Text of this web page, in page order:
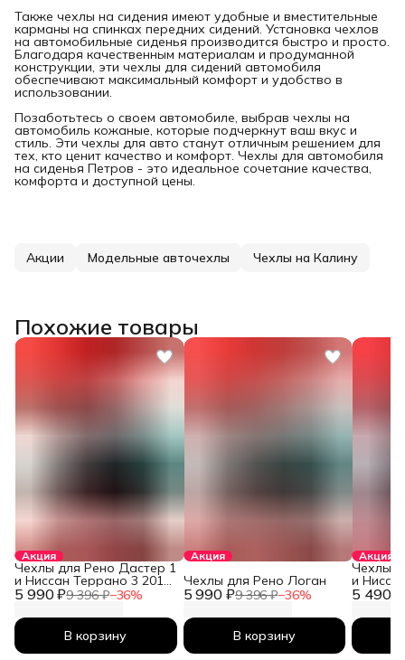
Также чехлы на сидения имеют удобные и вместительные
карманы на спинках передних сидений. Установка чехлов
на автомобильные сиденья производится быстро и просто.
Благодаря качественным материалам и продуманной
конструкции, эти чехлы для сидений автомобиля
обеспечивают максимальный комфорт и удобство в
использовании.
Позаботьтесь о своем автомобиле, выбрав чехлы на
автомобиль кожаные, которые подчеркнут ваш вкус и
стиль. Эти чехлы для авто станут отличным решением для
тех, кто ценит качество и комфорт. Чехлы для автомобиля
на сиденья Петров - это идеальное сочетание качества,
комфорта и доступной цены.
Акции Модельные авточехлы Чехлы на Калину
Похожие товары
Акция
5 990 ₽9 396 ₽−36%
Чехлы для Рено Дастер 1
и Ниссан Террано 3 2010-
2026
В корзину
Акция
5 990 ₽9 396 ₽−36%
Чехлы для Рено Логан
В корзину
Акция
5 490 ₽
Чехлы
и
2026